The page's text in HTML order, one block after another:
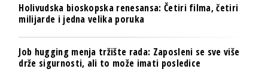
Holivudska bioskopska renesansa: Četiri filma, četiri
milijarde i jedna velika poruka
Job hugging menja tržište rada: Zaposleni se sve više
drže sigurnosti, ali to može imati posledice